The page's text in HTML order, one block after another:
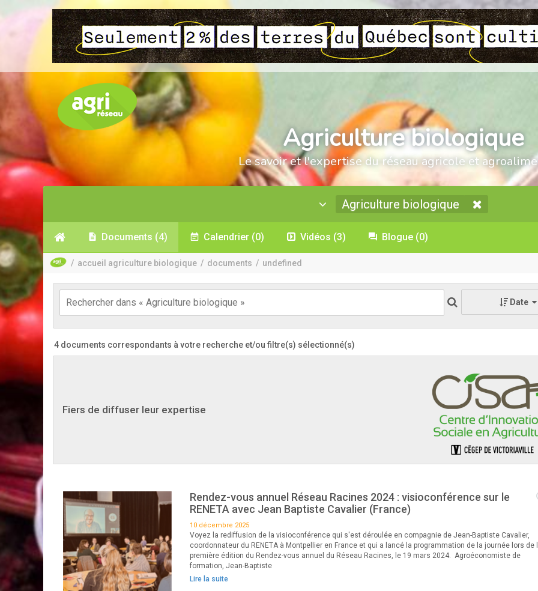
Agriculture biologique
Le savoir et l'expertise du réseau agricole et
Agriculture biologique
Documents (4) Calendrier (0) Vidéos (3) Blogue (0)
/ accueil agriculture biologique / documents / undefined
Date
4 documents correspondants à votre recherche et/ou filtre(s) sélectionné(s)
Fiers de diffuser leur expertise
Rendez-vous annuel Réseau Racines 2024 : visioconférence sur le
RENETA avec Jean Baptiste Cavalier (France)
10 décembre 2025
Voyez la rediffusion de la visioconférence qui s'est déroulée en compagnie de Jean-Baptiste Cavalier,
coordonnateur du RENETA à Montpellier en France et qui a lancé la programmation de la journée lors de
première édition du Rendez-vous annuel du Réseau Racines, le 19 mars 2024. Agroéconomiste de
formation, Jean-Baptiste
Lire la suite